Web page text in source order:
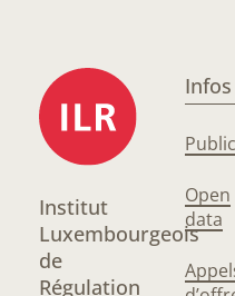
Institut
Luxembourgeois
de
Régulation
Open
data